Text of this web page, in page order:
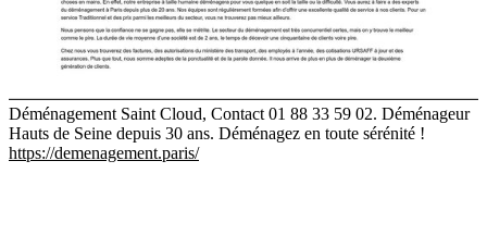
Déménagement Saint Cloud, Contact 01 88 33 59 02. Déménageur
Hauts de Seine depuis 30 ans. Déménagez en toute sérénité !
https://demenagement.paris/